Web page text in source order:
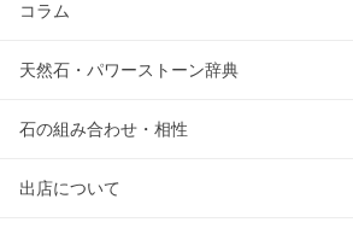
コラム
天然石・パワーストーン辞典
石の組み合わせ・相性
出店について